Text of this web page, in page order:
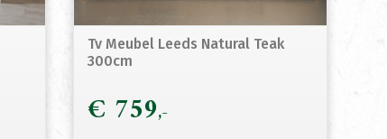
Tv Meubel Leeds Natural Teak
300cm
€ 759